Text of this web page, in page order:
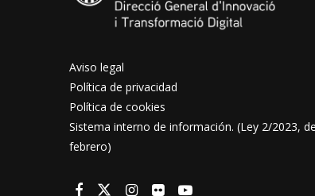
Aviso legal
Política de privacidad
Política de cookies
Sistema interno de información. (Ley 2/2023,
febrero)